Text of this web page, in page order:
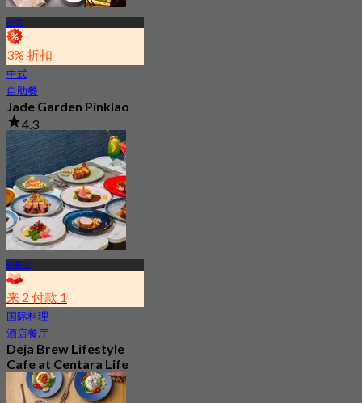
品佬
3% 折扣
中式
自助餐
Jade Garden Pinklao
4.3
325 已预订
起฿ 639
帕那空
来 2 付款 1
国际料理
酒店餐厅
Deja Brew Lifestyle
Cafe at Centara Life
Hotel Bangkok Phra
Nakhon